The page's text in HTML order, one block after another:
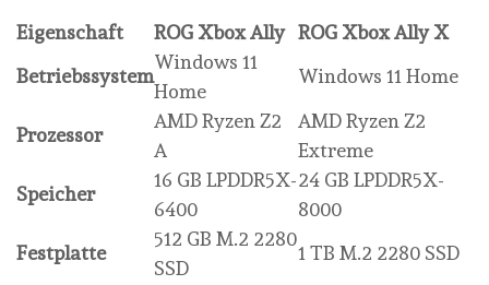
Eigenschaft
ROG Xbox Ally ROG Xbox Ally X
Betriebssystem
Windows 11
Home
Windows 11 Home
Prozessor
AMD Ryzen Z2
A
AMD Ryzen Z2
Extreme
Speicher
16 GB LPDDR5X-
6400
24 GB LPDDR5X-
8000
Festplatte
512 GB M.2 2280
SSD
1 TB M.2 2280 SSD